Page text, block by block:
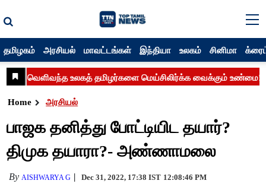
தமிழகம் அரசியல் மாவட்டங்கள் இந்தியா உலகம் சினிமா
Home அரசியல்
பாஜக தனித்து போட்டியிட தயார்?
திமுக தயாரா?- அண்ணாமலை
By AISHWARYA G Dec 31, 2022, 17:38 IST 12:08:46 PM